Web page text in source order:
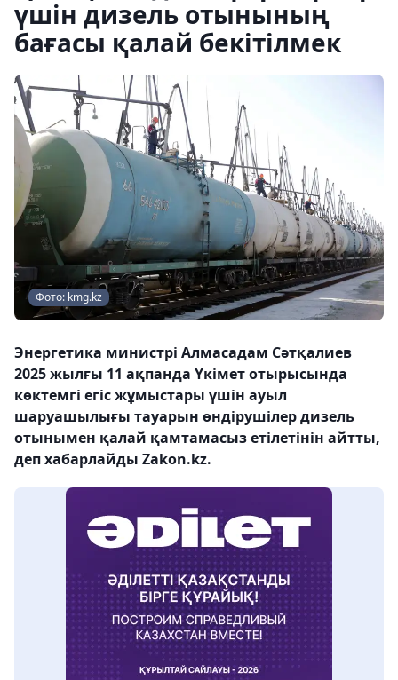
үшін дизель отынының
бағасы қалай бекітілмек
Фото: kmg.kz
Энергетика министрі Алмасадам Сәтқалиев
2025 жылғы 11 ақпанда Үкімет отырысында
көктемгі егіс жұмыстары үшін ауыл
шаруашылығы тауарын өндірушілер дизель
отынымен қалай қамтамасыз етілетінін айтты,
деп хабарлайды Zakon.kz.